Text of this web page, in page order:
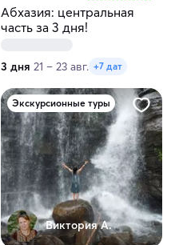
Абхазия: центральная
часть за 3 дня!
3 дня 21 – 23 авг. +7 дат
Экскурсионные туры
Виктория А.